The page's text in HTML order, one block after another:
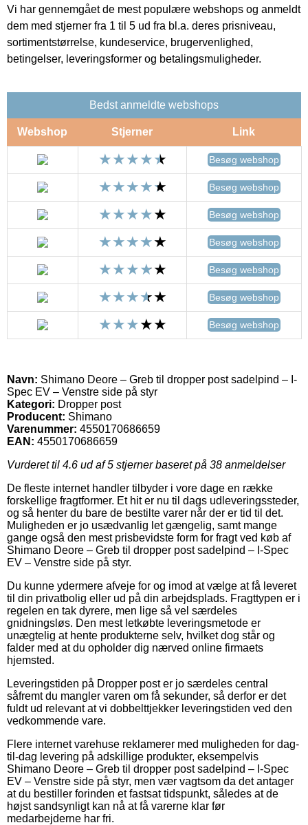
Vi har gennemgået de mest populære webshops og anmeldt
dem med stjerner fra 1 til 5 ud fra bl.a. deres prisniveau,
sortimentstørrelse, kundeservice, brugervenlighed,
betingelser, leveringsformer og betalingsmuligheder.
Bedst anmeldte webshops
Webshop Stjerner Link
Besøg webshop
Besøg webshop
Besøg webshop
Besøg webshop
Besøg webshop
Besøg webshop
Besøg webshop
Navn: Shimano Deore – Greb til dropper post sadelpind – I-
Spec EV – Venstre side på styr
Kategori: Dropper post
Producent: Shimano
Varenummer: 4550170686659
EAN: 4550170686659
Vurderet til 4.6 ud af 5 stjerner baseret på 38 anmeldelser
De fleste internet handler tilbyder i vore dage en række
forskellige fragtformer. Et hit er nu til dags udleveringssteder,
og så henter du bare de bestilte varer når der er tid til det.
Muligheden er jo usædvanlig let gængelig, samt mange
gange også den mest prisbevidste form for fragt ved køb af
Shimano Deore – Greb til dropper post sadelpind – I-Spec
EV – Venstre side på styr.
Du kunne ydermere afveje for og imod at vælge at få leveret
til din privatbolig eller ud på din arbejdsplads. Fragttypen er i
regelen en tak dyrere, men lige så vel særdeles
gnidningsløs. Den mest letkøbte leveringsmetode er
unægtelig at hente produkterne selv, hvilket dog står og
falder med at du opholder dig nærved online firmaets
hjemsted.
Leveringstiden på Dropper post er jo særdeles central
såfremt du mangler varen om få sekunder, så derfor er det
fuldt ud relevant at vi dobbelttjekker leveringstiden ved den
vedkommende vare.
Flere internet varehuse reklamerer med muligheden for dag-
til-dag levering på adskillige produkter, eksempelvis
Shimano Deore – Greb til dropper post sadelpind – I-Spec
EV – Venstre side på styr, men vær vagtsom da det antager
at du bestiller forinden et fastsat tidspunkt, således at de
højst sandsynligt kan nå at få varerne klar før
medarbejderne har fri.